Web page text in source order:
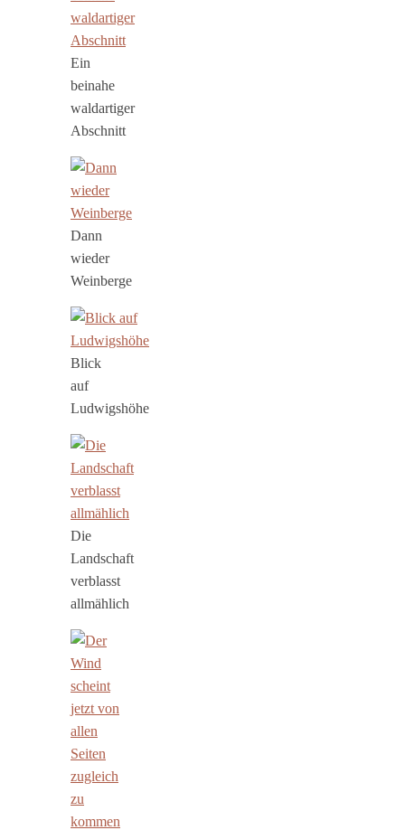
Ein
beinahe
waldartiger
Abschnitt
Dann
wieder
Weinberge
Blick
auf
Ludwigshöhe
Die
Landschaft
verblasst
allmählich